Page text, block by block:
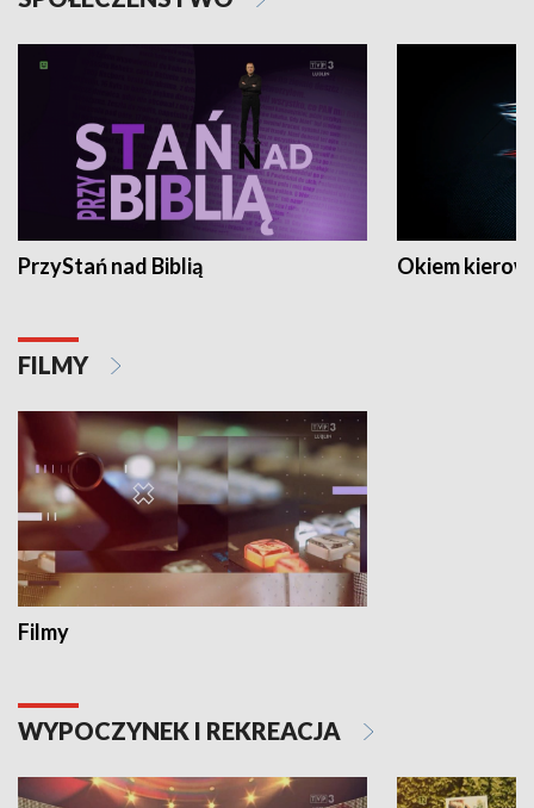
PrzyStań nad Biblią Okiem
FILMY
Filmy
WYPOCZYNEK I REKREACJA